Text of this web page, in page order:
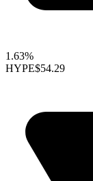
1.63%
HYPE$54.29